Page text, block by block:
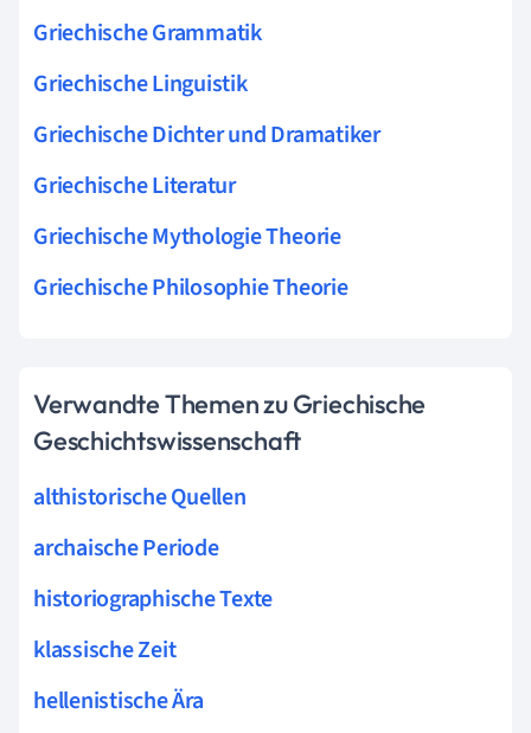
Griechische Grammatik
Griechische Linguistik
Griechische Dichter und Dramatiker
Griechische Literatur
Griechische Mythologie Theorie
Griechische Philosophie Theorie
Verwandte Themen zu Griechische
Geschichtswissenschaft
althistorische Quellen
archaische Periode
historiographische Texte
klassische Zeit
hellenistische Ära